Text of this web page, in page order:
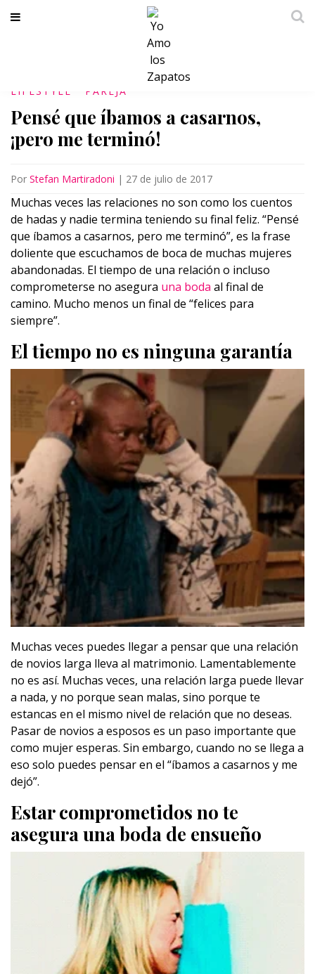
LIFESTYLE PAREJA
Pensé que íbamos a casarnos,
¡pero me terminó!
Por Stefan Martiradoni | 27 de julio de 2017
Muchas veces las relaciones no son como los cuentos
de hadas y nadie termina teniendo su final feliz. “Pensé
que íbamos a casarnos, pero me terminó”, es la frase
doliente que escuchamos de boca de muchas mujeres
abandonadas. El tiempo de una relación o incluso
comprometerse no asegura una boda al final de
camino. Mucho menos un final de “felices para
siempre”.
El tiempo no es ninguna garantía
Muchas veces puedes llegar a pensar que una relación
de novios larga lleva al matrimonio. Lamentablemente
no es así. Muchas veces, una relación larga puede llevar
a nada, y no porque sean malas, sino porque te
estancas en el mismo nivel de relación que no deseas.
Pasar de novios a esposos es un paso importante que
como mujer esperas. Sin embargo, cuando no se llega a
eso solo puedes pensar en el “íbamos a casarnos y me
dejó”.
Estar comprometidos no te
asegura una boda de ensueño